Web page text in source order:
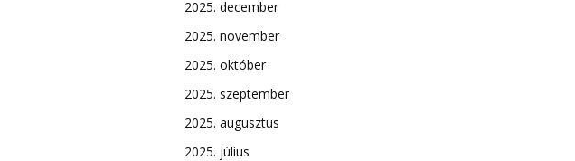
2025. december
2025. november
2025. október
2025. szeptember
2025. augusztus
2025. július